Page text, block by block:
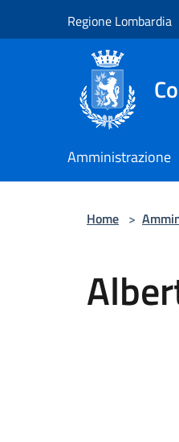
Regione Lombardia
Amministrazione
Home >